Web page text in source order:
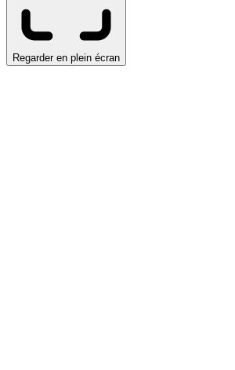
Regarder en plein écran